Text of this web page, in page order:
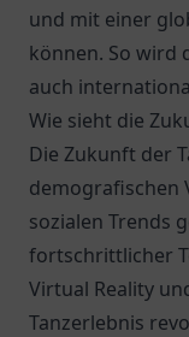
und mit einer
können. So wird
auch
Wie sieht die
Die Zukunft der
demografischen
sozialen Trends
fortschrittlicher
Virtual Reality
Tanzerlebnis